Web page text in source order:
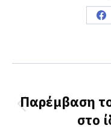
Παρέμβαση
στο